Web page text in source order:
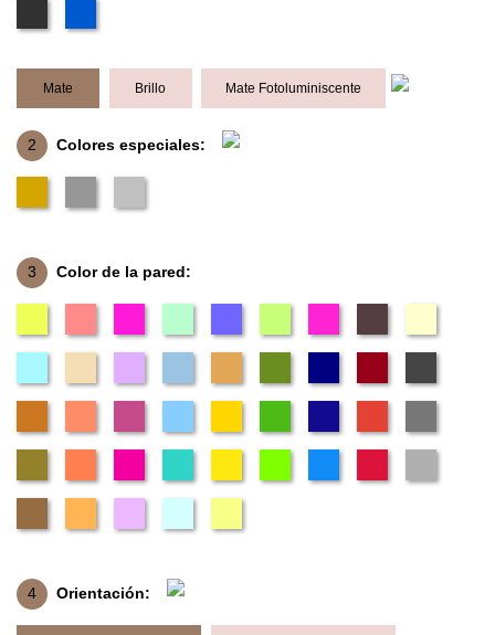
Mate Brillo Mate Fotoluminiscente
2 Colores especiales:
3 Color de la pared:
4 Orientación: